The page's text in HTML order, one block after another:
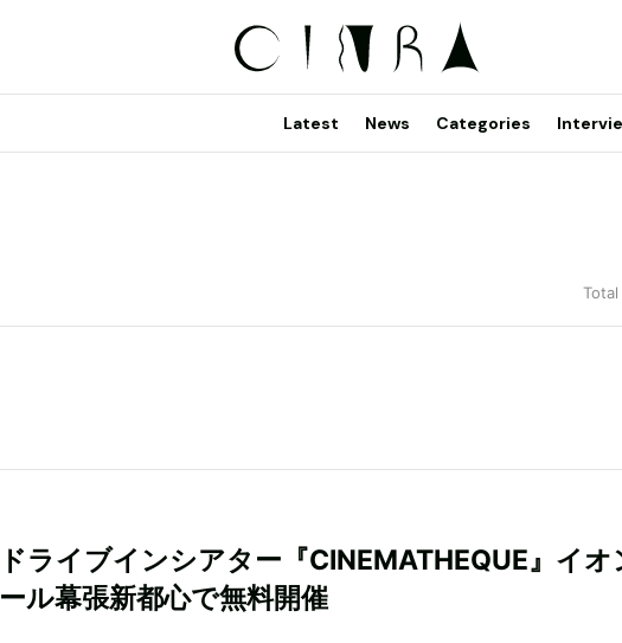
Latest News Categories
ドライブインシアター『CINEMATHEQUE』イオ
ール幕張新都心で無料開催